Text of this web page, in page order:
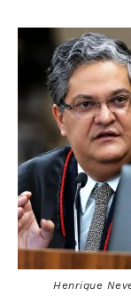
Henrique